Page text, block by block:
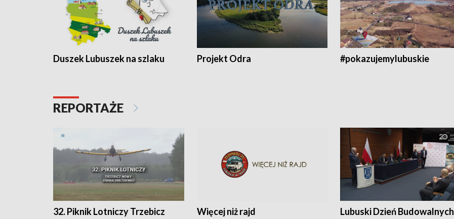
Duszek Lubuszek na szlaku Projekt Odra #pokazujemylubuskie
REPORTAŻE
32. Piknik Lotniczy Trzebicz
Więcej niż rajd Lubuski Dzień Budowalnych